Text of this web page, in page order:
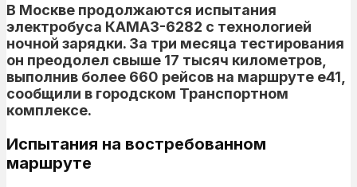
В Москве продолжаются испытания
электробуса КАМАЗ-6282 с технологией
ночной зарядки. За три месяца тестирования
он преодолел свыше 17 тысяч километров,
выполнив более 660 рейсов на маршруте е41,
сообщили в городском Транспортном
комплексе.
Испытания на востребованном
маршруте